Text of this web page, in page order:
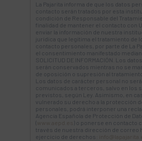
La Pajarita informa de que los datos
contacto serán tratados por esta
condición de Responsable del
finalidad de mantener el contacto con
enviar la información de nuestra
jurídica que legitima el tratamiento de
contacto personales, por parte de La
el consentimiento manifestado
SOLICITUD DE INFORMACIÓN. Los
serán conservados mientras no se
de oposición o supresión al
Los datos de carácter personal no
comunicados a terceros, salvo en los
previstos, según Ley. Asimismo, en
vulnerado su derecho a la protección
personales, podrá interponer una
Agencia Española de Protección de
(
) o ponerse en contacto
través de nuestra dirección de correo
ejercicio de derechos: